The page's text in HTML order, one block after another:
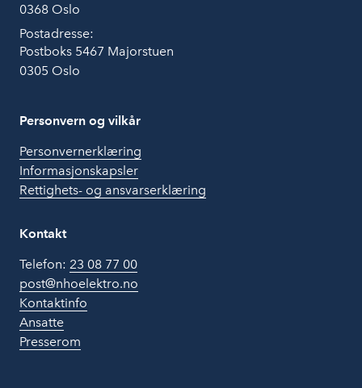
0368 Oslo
Postadresse:
Postboks 5467 Majorstuen
0305 Oslo
Personvern og vilkår
Personvernerklæring
Informasjonskapsler
Rettighets- og ansvarserklæring
Kontakt
Telefon: 23 08 77 00
post@nhoelektro.no
Kontaktinfo
Ansatte
Presserom